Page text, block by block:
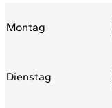
Montag
Dienstag